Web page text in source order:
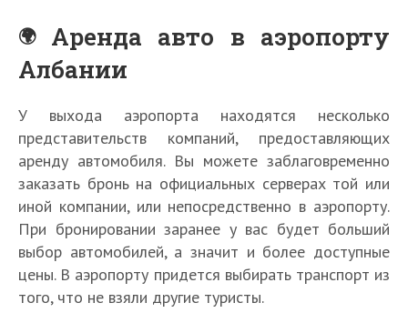
Аренда авто в аэропорту
Албании
У выхода аэропорта находятся несколько
представительств компаний, предоставляющих
аренду автомобиля. Вы можете заблаговременно
заказать бронь на официальных серверах той или
иной компании, или непосредственно в аэропорту.
При бронировании заранее у вас будет больший
выбор автомобилей, а значит и более доступные
цены. В аэропорту придется выбирать транспорт из
того, что не взяли другие туристы.